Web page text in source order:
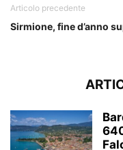
Articolo precedente
Sirmione, fine d’anno